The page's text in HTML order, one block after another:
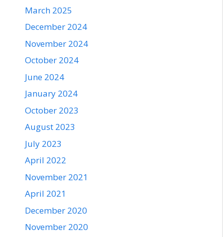
March 2025
December 2024
November 2024
October 2024
June 2024
January 2024
October 2023
August 2023
July 2023
April 2022
November 2021
April 2021
December 2020
November 2020